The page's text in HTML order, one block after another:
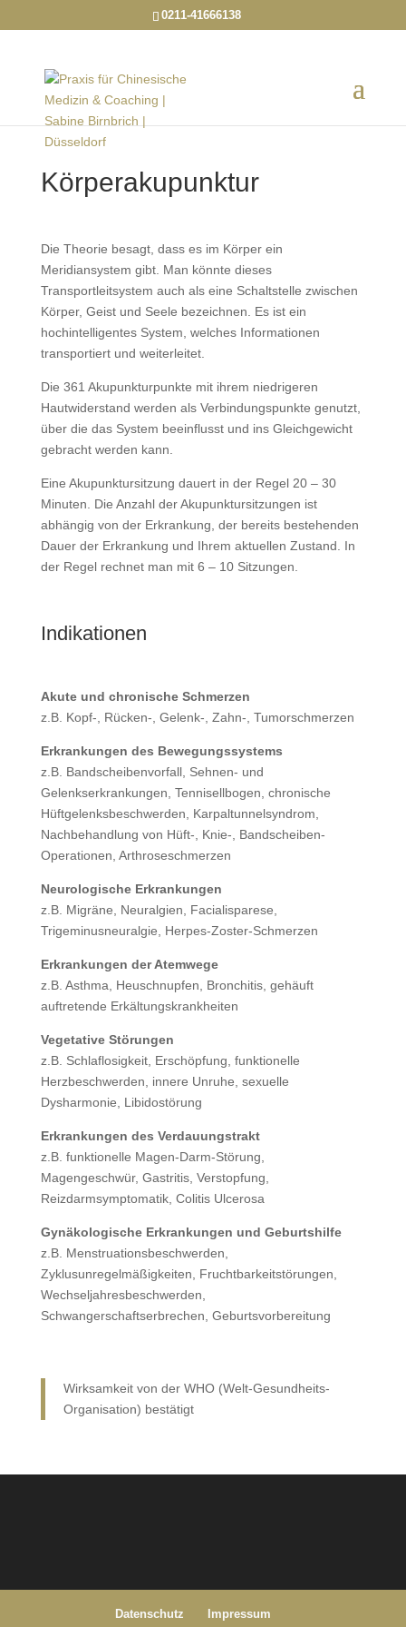
0211-41666138
Körperakupunktur
Die Theorie besagt, dass es im Körper ein
Meridiansystem gibt. Man könnte dieses
Transportleitsystem auch als eine Schaltstelle zwischen
Körper, Geist und Seele bezeichnen. Es ist ein
hochintelligentes System, welches Informationen
transportiert und weiterleitet.
Die 361 Akupunkturpunkte mit ihrem niedrigeren
Hautwiderstand werden als Verbindungspunkte genutzt,
über die das System beeinflusst und ins Gleichgewicht
gebracht werden kann.
Eine Akupunktursitzung dauert in der Regel 20 – 30
Minuten. Die Anzahl der Akupunktursitzungen ist
abhängig von der Erkrankung, der bereits bestehenden
Dauer der Erkrankung und Ihrem aktuellen Zustand. In
der Regel rechnet man mit 6 – 10 Sitzungen.
Indikationen
Akute und chronische Schmerzen
z.B. Kopf-, Rücken-, Gelenk-, Zahn-, Tumorschmerzen
Erkrankungen des Bewegungssystems
z.B. Bandscheibenvorfall, Sehnen- und
Gelenkserkrankungen, Tennisellbogen, chronische
Hüftgelenksbeschwerden, Karpaltunnelsyndrom,
Nachbehandlung von Hüft-, Knie-, Bandscheiben-
Operationen, Arthroseschmerzen
Neurologische Erkrankungen
z.B. Migräne, Neuralgien, Facialisparese,
Trigeminusneuralgie, Herpes-Zoster-Schmerzen
Erkrankungen der Atemwege
z.B. Asthma, Heuschnupfen, Bronchitis, gehäuft
auftretende Erkältungskrankheiten
Vegetative Störungen
z.B. Schlaflosigkeit, Erschöpfung, funktionelle
Herzbeschwerden, innere Unruhe, sexuelle
Dysharmonie, Libidostörung
Erkrankungen des Verdauungstrakt
z.B. funktionelle Magen-Darm-Störung,
Magengeschwür, Gastritis, Verstopfung,
Reizdarmsymptomatik, Colitis Ulcerosa
Gynäkologische Erkrankungen und Geburtshilfe
z.B. Menstruationsbeschwerden,
Zyklusunregelmäßigkeiten, Fruchtbarkeitstörungen,
Wechseljahresbeschwerden,
Schwangerschaftserbrechen, Geburtsvorbereitung
Wirksamkeit von der WHO (Welt-Gesundheits-
Organisation) bestätigt
Datenschutz Impressum